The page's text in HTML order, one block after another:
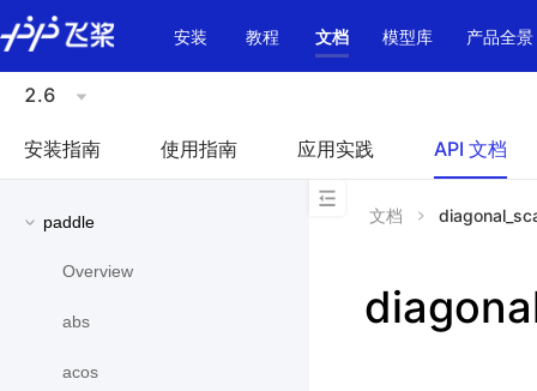
\u200E
安装
教程 文档 模型库 产品全景
2.6
安装指南 使用指南 应用实践 API 文档
paddle
Overview
abs
acos
文档